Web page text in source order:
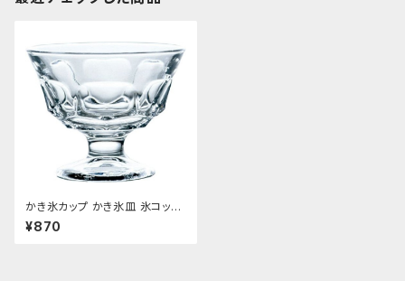
かき氷カップ かき氷皿 氷コップ
デザートカップ、アイスクリーム
カップ 340ml 東洋佐々木ガラ
¥870